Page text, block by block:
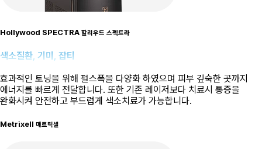
Hollywood SPECTRA 할리우드 스펙트라
색소질환, 기미, 잡티
효과적인 토닝을 위해 펄스폭을 다양화 하였으며 피부 깊숙한 곳까지
에너지를 빠르게 전달합니다. 또한 기존 레이저보다 치료시 통증을
완화시켜 안전하고 부드럽게 색소치료가 가능합니다.
Metrixell 매트릭셀